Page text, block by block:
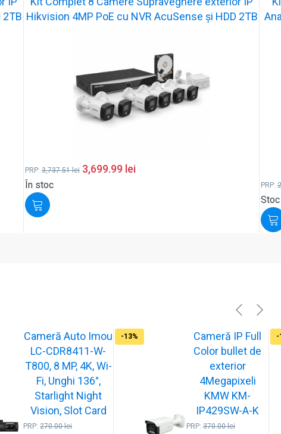
2TB Hikvision 4MP PoE cu NVR AcuSense și HDD 2TB
PRP:3,737.51lei 3,699.99 lei
În stoc PRP:
Cameră Auto Imou
LC-CDR8411-W-
T800, 8 MP, 4K, Wi-
Fi, Unghi 136°,
Starlight Night
Vision, Slot Card
PRP:270.00lei
-13%
Cameră IP Full
Color bullet de
exterior
4Megapixeli
KMW KM-
IP429SW-A-K
PRP:370.00lei
-